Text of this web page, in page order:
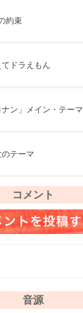
約束
ドラえもん
ン」メイン・テーマ
テーマ
コメント
音源